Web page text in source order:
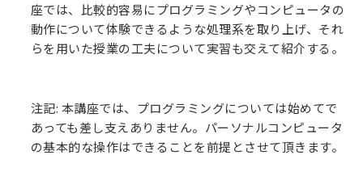
座では、比較的容易にプログラミングやコンピュータの
動作について体験できるような処理系を取り上げ、それ
らを用いた授業の工夫について実習も交えて紹介する。
注記: 本講座では、プログラミングについては始めてで
あっても差し支えありません。パーソナルコンピュータ
の基本的な操作はできることを前提とさせて頂きます。